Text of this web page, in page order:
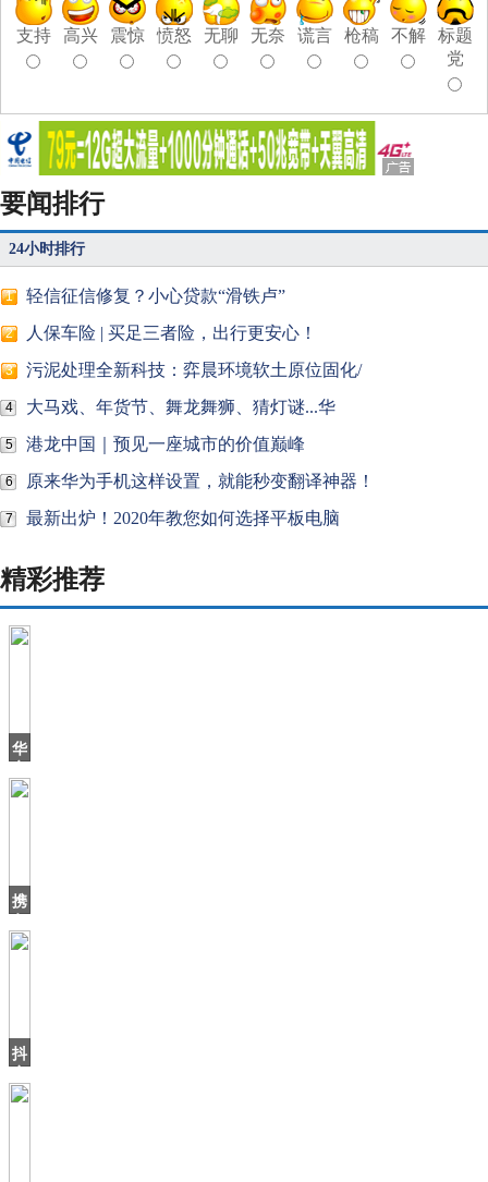
支持 高兴 震惊 愤怒 无聊 无奈 谎言 枪稿 不解
标题
党
要闻排行
24小时排行
1 轻信征信修复？小心贷款“滑铁卢”
2 人保车险 | 买足三者险，出行更安心！
3 污泥处理全新科技：弈晨环境软土原位固化/
4 大马戏、年货节、舞龙舞狮、猜灯谜...华
5 港龙中国｜预见一座城市的价值巅峰
6 原来华为手机这样设置，就能秒变翻译神器！
7 最新出炉！2020年教您如何选择平板电脑
精彩推荐
华
退
年，
之
携
方
5G
抖
上